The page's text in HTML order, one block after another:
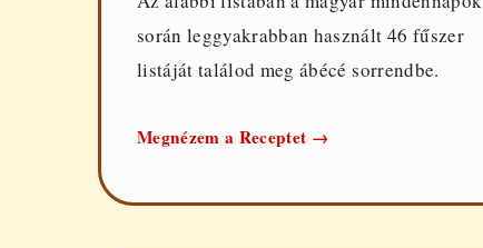
során leggyakrabban használt 46 fűszer
listáját találod meg ábécé sorrendbe.
Megnézem a Receptet Fűszerek
→